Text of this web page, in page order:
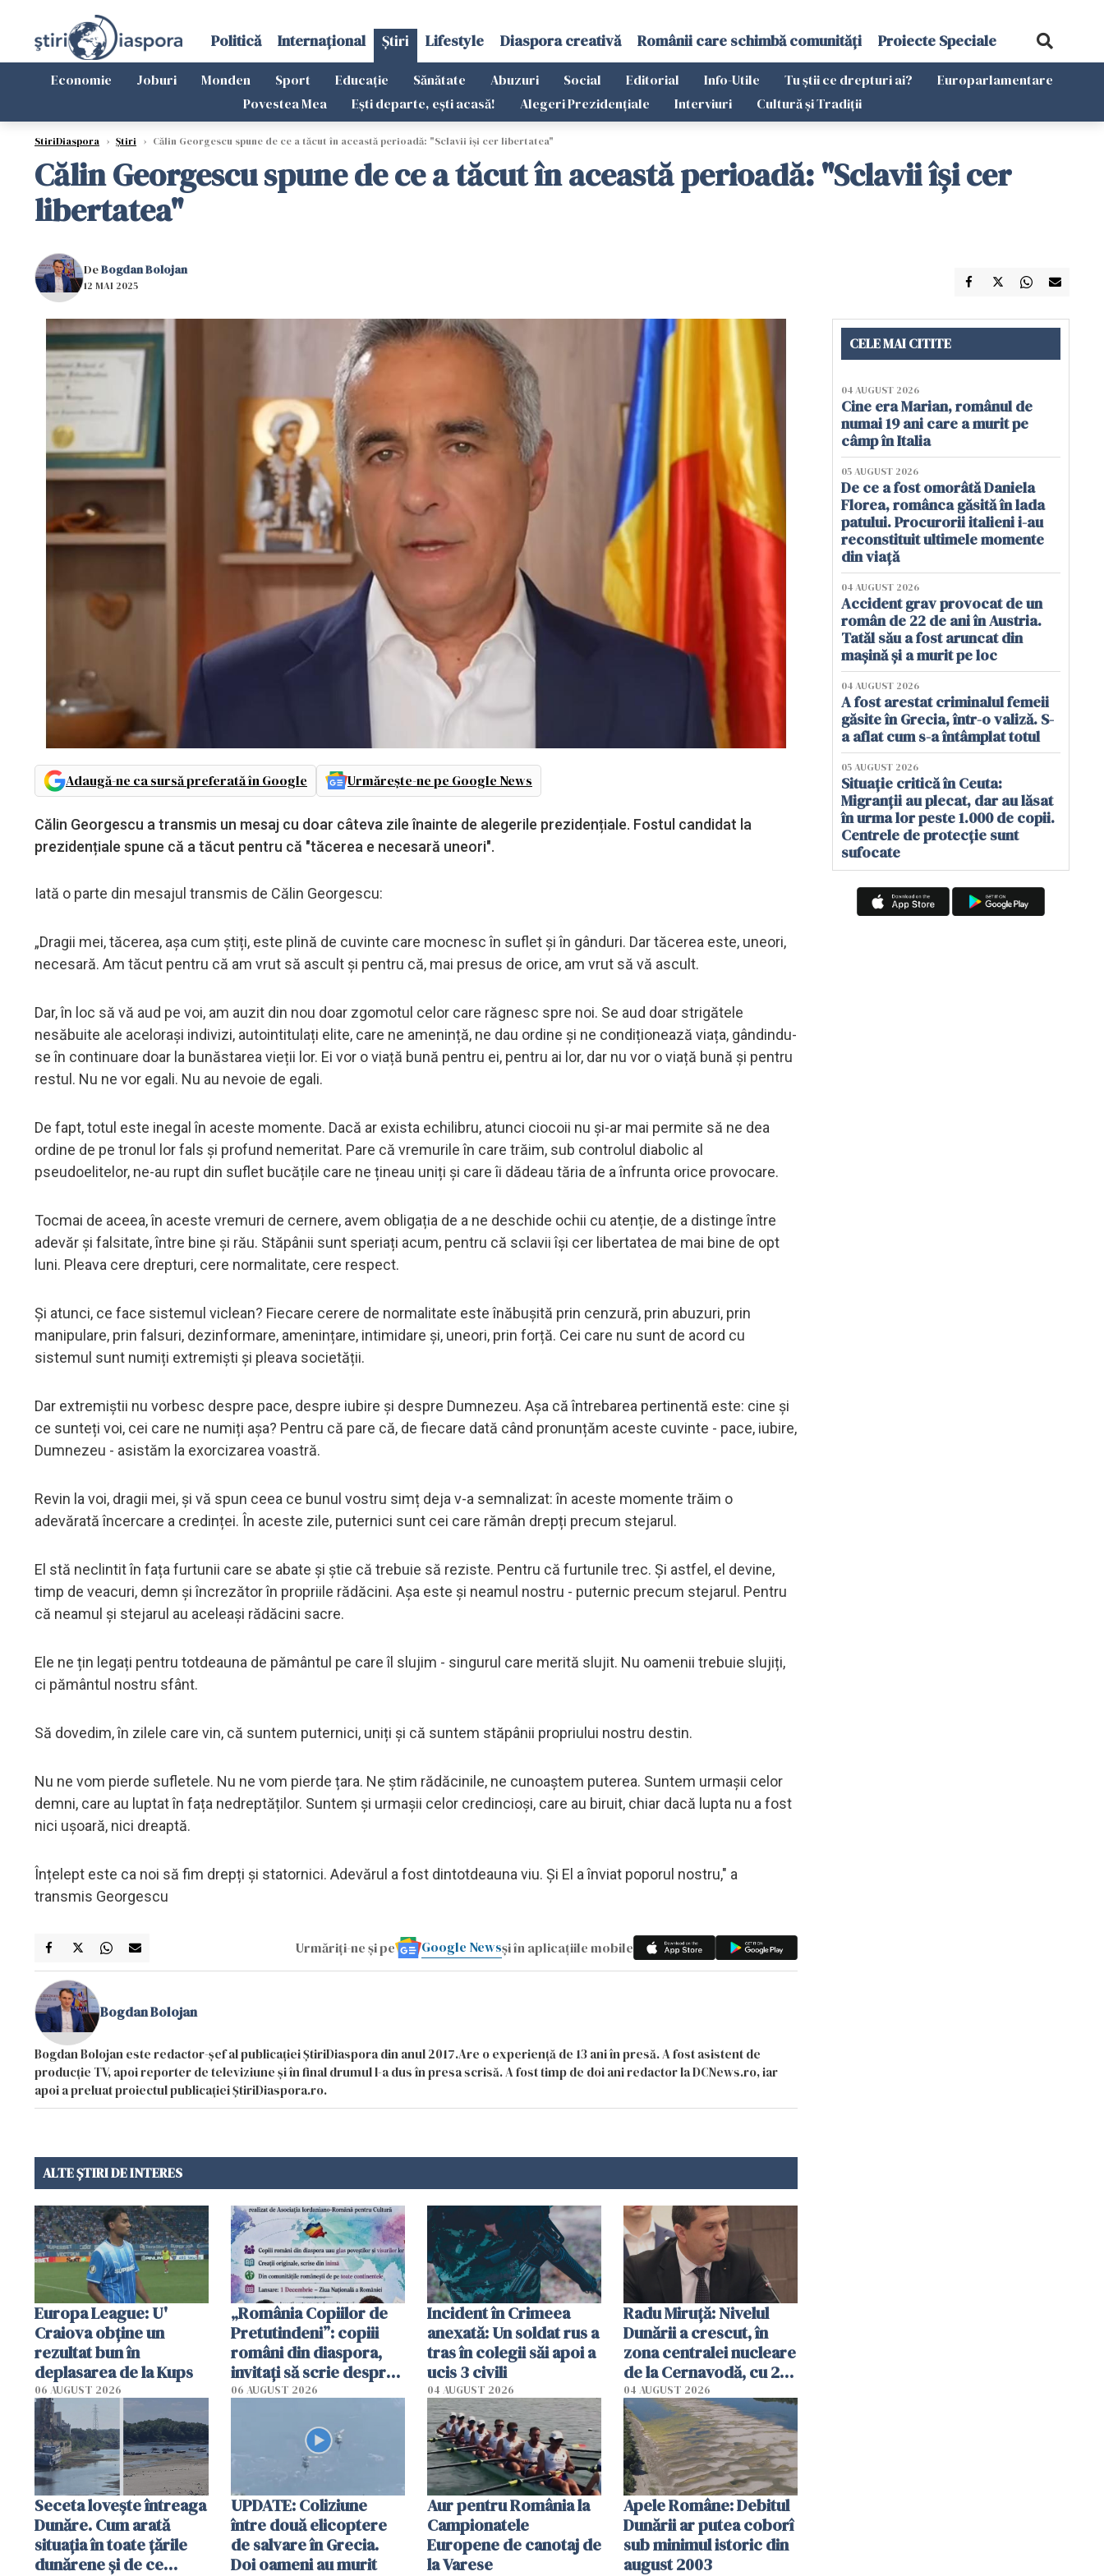
Politică Internațional Știri Lifestyle Diaspora creativă Românii care schimbă comunități Proiecte Speciale
Economie Joburi Monden Sport Educație Sănătate Abuzuri Social Editorial Info-Utile Tu știi ce drepturi ai?
Europarlamentare
Povestea Mea
Ești departe, ești acasă! Alegeri Prezidențiale Interviuri Cultură și Tradiții
StiriDiaspora › Știri › Călin Georgescu spune de ce a tăcut în această perioadă: "Sclavii își cer libertatea"
Călin Georgescu spune de ce a tăcut în această perioadă: "Sclavii își cer
libertatea"
DeBogdan Bolojan
12 MAI 2025
Adaugă-ne ca sursă preferată în Google Urmărește-ne pe Google News
Călin Georgescu a transmis un mesaj cu doar câteva zile înainte de alegerile prezidențiale. Fostul candidat la
prezidențiale spune că a tăcut pentru că "tăcerea e necesară uneori".
Iată o parte din mesajul transmis de Călin Georgescu:
„Dragii mei, tăcerea, așa cum știți, este plină de cuvinte care mocnesc în suflet și în gânduri. Dar tăcerea este, uneori,
necesară. Am tăcut pentru că am vrut să ascult și pentru că, mai presus de orice, am vrut să vă ascult.
Dar, în loc să vă aud pe voi, am auzit din nou doar zgomotul celor care răgnesc spre noi. Se aud doar strigătele
nesăbuite ale acelorași indivizi, autointitulați elite, care ne amenință, ne dau ordine și ne condiționează viața, gândindu-
se în continuare doar la bunăstarea vieții lor. Ei vor o viață bună pentru ei, pentru ai lor, dar nu vor o viață bună și pentru
restul. Nu ne vor egali. Nu au nevoie de egali.
De fapt, totul este inegal în aceste momente. Dacă ar exista echilibru, atunci ciocoii nu și-ar mai permite să ne dea
ordine de pe tronul lor fals și profund nemeritat. Pare că vremurile în care trăim, sub controlul diabolic al
pseudoelitelor, ne-au rupt din suflet bucățile care ne țineau uniți și care îi dădeau tăria de a înfrunta orice provocare.
Tocmai de aceea, în aceste vremuri de cernere, avem obligația de a ne deschide ochii cu atenție, de a distinge între
adevăr și falsitate, între bine și rău. Stăpânii sunt speriați acum, pentru că sclavii își cer libertatea de mai bine de opt
luni. Pleava cere drepturi, cere normalitate, cere respect.
Și atunci, ce face sistemul viclean? Fiecare cerere de normalitate este înăbușită prin cenzură, prin abuzuri, prin
manipulare, prin falsuri, dezinformare, amenințare, intimidare și, uneori, prin forță. Cei care nu sunt de acord cu
sistemul sunt numiți extremiști și pleava societății.
Dar extremiștii nu vorbesc despre pace, despre iubire și despre Dumnezeu. Așa că întrebarea pertinentă este: cine și
ce sunteți voi, cei care ne numiți așa? Pentru că pare că, de fiecare dată când pronunțăm aceste cuvinte - pace, iubire,
Dumnezeu - asistăm la exorcizarea voastră.
Revin la voi, dragii mei, și vă spun ceea ce bunul vostru simț deja v-a semnalizat: în aceste momente trăim o
adevărată încercare a credinței. În aceste zile, puternici sunt cei care rămân drepți precum stejarul.
El stă neclintit în fața furtunii care se abate și știe că trebuie să reziste. Pentru că furtunile trec. Și astfel, el devine,
timp de veacuri, demn și încrezător în propriile rădăcini. Așa este și neamul nostru - puternic precum stejarul. Pentru
că neamul și stejarul au aceleași rădăcini sacre.
Ele ne țin legați pentru totdeauna de pământul pe care îl slujim - singurul care merită slujit. Nu oamenii trebuie slujiți,
ci pământul nostru sfânt.
Să dovedim, în zilele care vin, că suntem puternici, uniți și că suntem stăpânii propriului nostru destin.
Nu ne vom pierde sufletele. Nu ne vom pierde țara. Ne știm rădăcinile, ne cunoaștem puterea. Suntem urmașii celor
demni, care au luptat în fața nedreptăților. Suntem și urmașii celor credincioși, care au biruit, chiar dacă lupta nu a fost
nici ușoară, nici dreaptă.
Înțelept este ca noi să fim drepți și statornici. Adevărul a fost dintotdeauna viu. Și El a înviat poporul nostru," a
transmis Georgescu
Urmăriți-ne și pe Google Newsși în aplicațiile mobile
Bogdan Bolojan
Bogdan Bolojan este redactor-șef al publicației ȘtiriDiaspora din anul 2017.Are o experiență de 13 ani în presă. A fost asistent de
producție TV, apoi reporter de televiziune și în final drumul l-a dus în presa scrisă. A fost timp de doi ani redactor la DCNews.ro, iar
apoi a preluat proiectul publicației ȘtiriDiaspora.ro.
ALTE ȘTIRI DE INTERES
Europa League: U'
Craiova obține un
rezultat bun în
deplasarea de la Kups
06 AUGUST 2026
„România Copiilor de
Pretutindeni”: copiii
români din diaspora,
invitați să scrie despre
România într-un volum
06 AUGUST 2026
Incident în Crimeea
anexată: Un soldat rus a
tras în colegii săi apoi a
ucis 3 civili
04 AUGUST 2026
Radu Miruţă: Nivelul
Dunării a crescut, în
zona centralei nucleare
de la Cernavodă, cu 2
cm faţă de ziua trecută
04 AUGUST 2026
Seceta lovește întreaga
Dunăre. Cum arată
situația în toate țările
dunărene și de ce
UPDATE: Coliziune
între două elicoptere
de salvare în Grecia.
Doi oameni au murit
Aur pentru România la
Campionatele
Europene de canotaj de
la Varese
Apele Române: Debitul
Dunării ar putea coborî
sub minimul istoric din
august 2003
CELE MAI CITITE
04 AUGUST 2026
Cine era Marian, românul de
numai 19 ani care a murit pe
câmp în Italia
05 AUGUST 2026
De ce a fost omorâtă Daniela
Florea, românca găsită în lada
patului. Procurorii italieni i-au
reconstituit ultimele momente
din viață
04 AUGUST 2026
Accident grav provocat de un
român de 22 de ani în Austria.
Tatăl său a fost aruncat din
mașină și a murit pe loc
04 AUGUST 2026
A fost arestat criminalul femeii
găsite în Grecia, într-o valiză. S-
a aflat cum s-a întâmplat totul
05 AUGUST 2026
Situație critică în Ceuta:
Migranții au plecat, dar au lăsat
în urma lor peste 1.000 de copii.
Centrele de protecție sunt
sufocate